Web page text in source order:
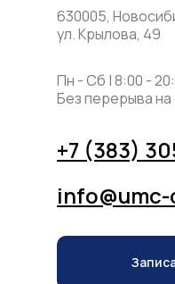
630005,
ул. Крылова, 49
Пн - Сб | 8:00 -
Без перерыва
+7 (383)